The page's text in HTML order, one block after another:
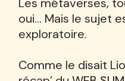
oui… Mais le sujet
exploratoire.
Comme le disait